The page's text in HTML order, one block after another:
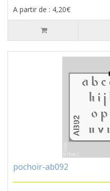
A partir de : 4,20€
pochoir-ab092